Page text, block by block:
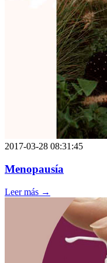
2017-03-28 08:31:45
Menopausía
Leer más →